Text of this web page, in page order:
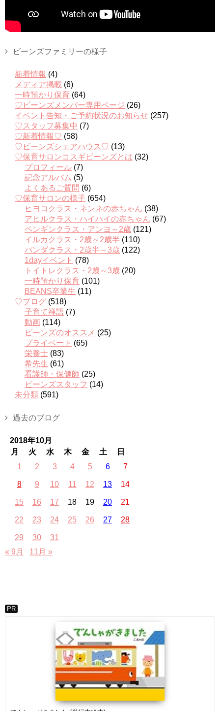
ビーンズファミリーの様子
新着情報 (4)
メディア掲載 (6)
一時預かり保育 (64)
♡ビーンズメンバー専用ページ (26)
イベント告知・ご予約状況のお知らせ (257)
♡スタッフ募集中 (7)
♡新着情報♡ (58)
♡ビーンズシェアハウス♡ (13)
♡保育サロンコスギビーンズとは (32)
プロフィール (7)
記念アルバム (5)
よくあるご質問 (6)
♡保育サロンの様子 (654)
ヒヨコクラス・ネンネの赤ちゃん (38)
アヒルクラス・ハイハイの赤ちゃん (67)
ペンギンクラス・アンヨ～2歳 (121)
イルカクラス・2歳～2歳半 (110)
パンダクラス・2歳半～3歳 (122)
1dayイベント (78)
トイトレクラス・2歳～3歳 (20)
一時預かり保育 (101)
BEANS卒業生 (11)
♡ブログ (518)
子育て禅語 (7)
動画 (114)
ビーンズのオススメ (25)
プライベート (65)
栄養士 (83)
希先生 (61)
看護師・保健師 (25)
ビーンズスタッフ (14)
未分類 (591)
過去のブログ
2018年10月
月
火 水 木 金 土
日
1
2 3 4 5 6 7
8 9 10 11 12 13 14
15 16 17 18 19 20 21
22 23 24 25 26 27 28
29 30
31
« 9月
11月 »
PR